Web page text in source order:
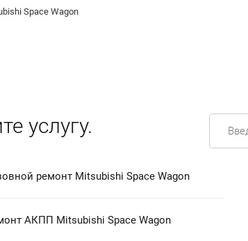
Space Wagon
услугу.
ремонт Mitsubishi Space Wagon
АКПП Mitsubishi Space Wagon